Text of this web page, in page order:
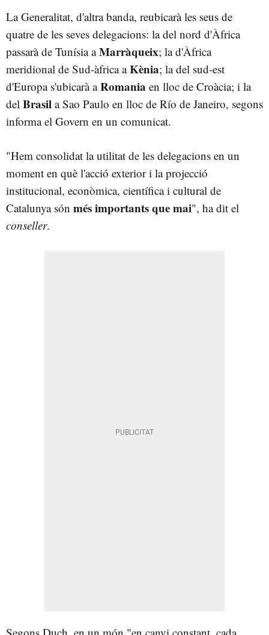
La Generalitat, d'altra banda, reubicarà les seus de
quatre de les seves delegacions: la del nord d'Àfrica
passarà de Tunísia aMarràqueix; la d'Àfrica
meridional de Sud-àfrica aKènia; la del sud-est
d'Europa s'ubicarà aRomania en lloc de Croàcia; i la
del Brasil a Sao Paulo en lloc de Río de Janeiro, segons
informa el Govern en un comunicat.
"Hem consolidat la utilitat de les delegacions en un
moment en què l'acció exterior i la projecció
institucional, econòmica, científica i cultural de
Catalunya són més importants que mai", ha dit el
conseller.